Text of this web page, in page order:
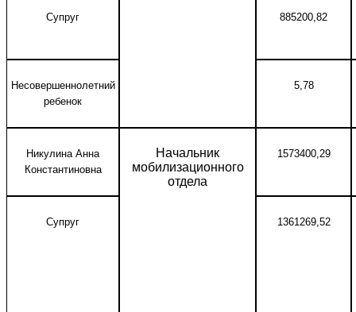
Супруг 885200,82
Несовершеннолетний
ребенок
5,78
Никулина Анна
Константиновна
Начальник
мобилизационного
отдела
1573400,29
Супруг 1361269,52